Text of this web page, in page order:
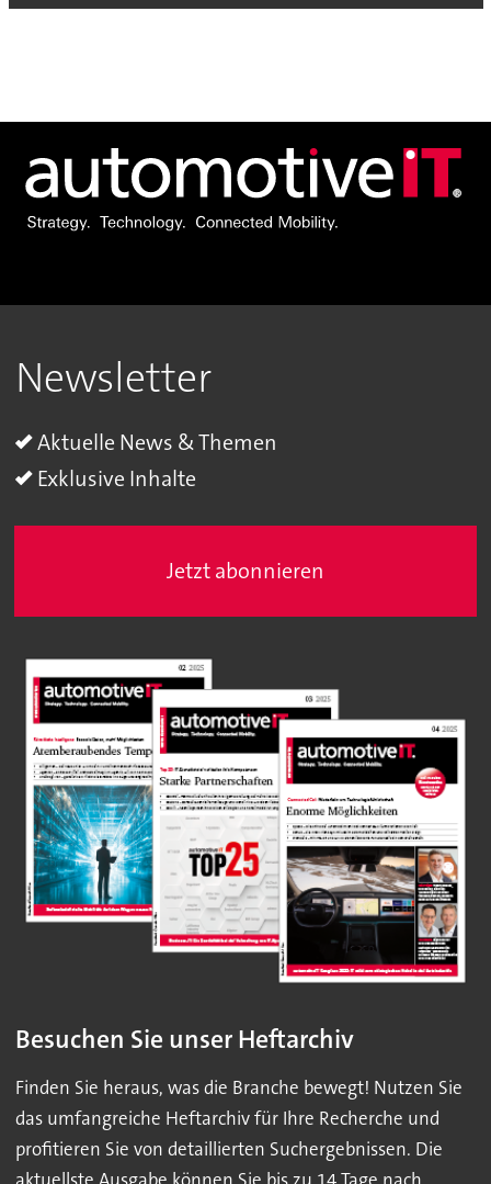
Newsletter
Aktuelle News & Themen
Exklusive Inhalte
Jetzt abonnieren
Besuchen Sie unser Heftarchiv
Finden Sie heraus, was die Branche bewegt! Nutzen Sie
das umfangreiche Heftarchiv für Ihre Recherche und
profitieren Sie von detaillierten Suchergebnissen. Die